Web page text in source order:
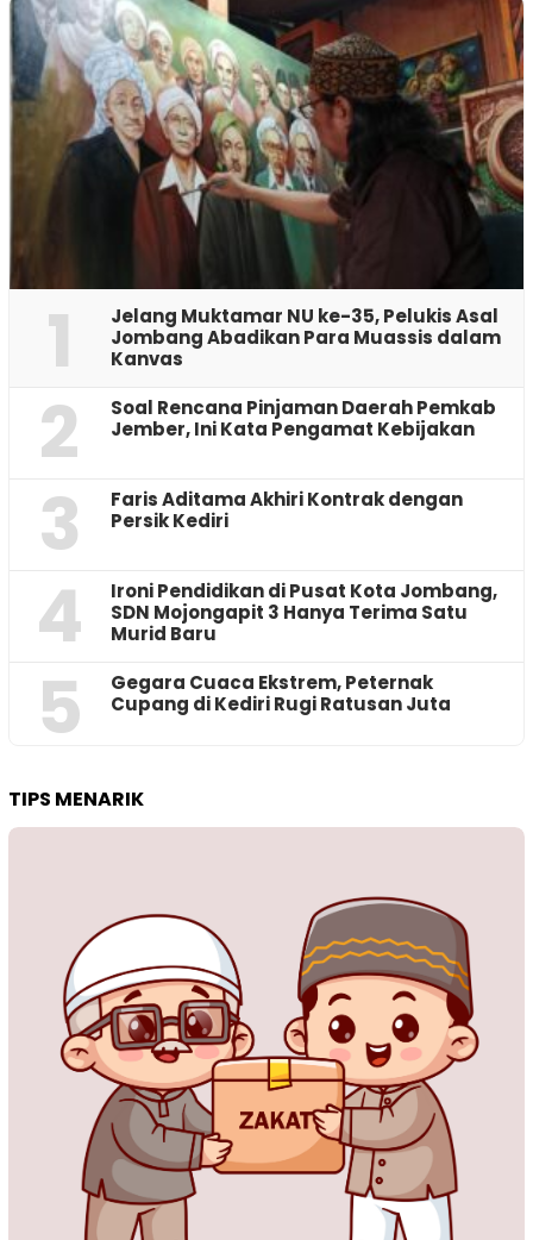
1
Jelang Muktamar NU ke-35, Pelukis Asal
Jombang Abadikan Para Muassis dalam
Kanvas
2
‎Soal Rencana Pinjaman Daerah Pemkab
Jember, Ini Kata Pengamat Kebijakan ‎
3
Faris Aditama Akhiri Kontrak dengan
Persik Kediri
4
Ironi Pendidikan di Pusat Kota Jombang,
SDN Mojongapit 3 Hanya Terima Satu
Murid Baru
5
‎Gegara Cuaca Ekstrem, Peternak
Cupang di Kediri Rugi Ratusan Juta
TIPS MENARIK